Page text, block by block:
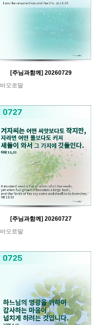
[주님과함께] 20260729
바오로딸
[주님과함께] 20260727
바오로딸